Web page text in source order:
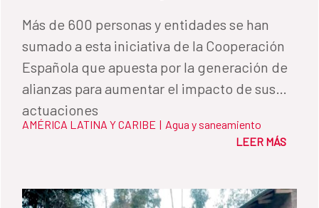
Más de 600 personas y entidades se han
sumado a esta iniciativa de la Cooperación
Española que apuesta por la generación de
alianzas para aumentar el impacto de sus
actuaciones
AMÉRICA LATINA Y CARIBE | Agua y saneamiento
LEER MÁS